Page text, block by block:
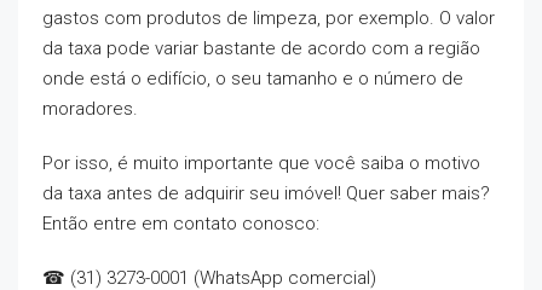
gastos com produtos de limpeza, por exemplo. O valor
da taxa pode variar bastante de acordo com a região
onde está o edifício, o seu tamanho e o número de
moradores.
Por isso, é muito importante que você saiba o motivo
da taxa antes de adquirir seu imóvel! Quer saber mais?
Então entre em contato conosco:
☎ (31) 3273-0001 (WhatsApp comercial)